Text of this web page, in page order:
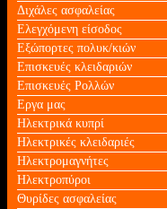
Διχάλες ασφαλείας
Ελεγχόμενη είσοδος
Εξώπορτες πολυκ/κιών
Επισκευές κλειδαριών
Επισκευές Ρολλών
Εργα μας
Ηλεκτρικά κυπρί
Ηλεκτρικές κλειδαριές
Ηλεκτρομαγνήτες
Ηλεκτροπύροι
Θυρίδες ασφαλείας